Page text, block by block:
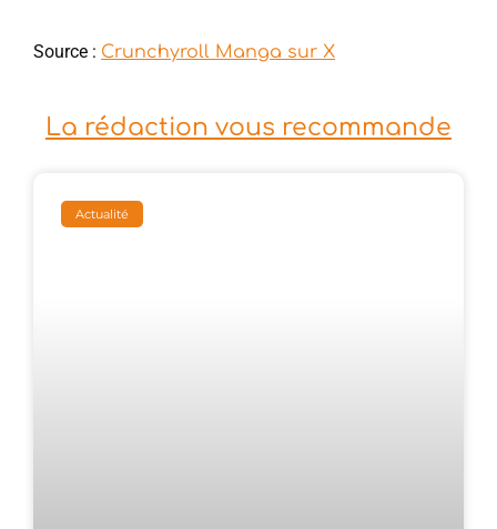
Source : Crunchyroll Manga sur X
La rédaction vous recommande
Actualité